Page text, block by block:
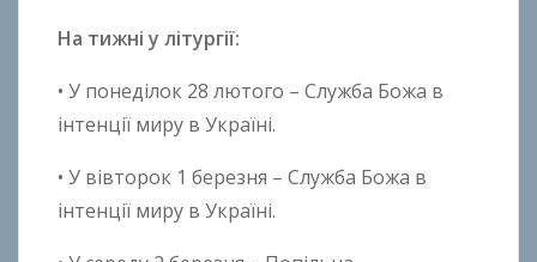
B
o
h
o
На тижні у літургії:
• У понеділок 28 лютого – Служба Божа в
інтенції миру в Україні.
• У вівторок 1 березня – Служба Божа в
інтенції миру в Україні.